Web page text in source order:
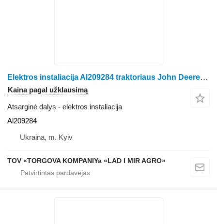
Elektros instaliacija Al209284 traktoriaus John Deere 6105R, 6110R, 6115R, 6125R, 6130R, 6140R, 6145R, 6150R, 6155R, 6170R, 6175R, 6190R, 6195R, 6210R, 6215R
Kaina pagal užklausimą
Atsarginė dalys - elektros instaliacija
Al209284
Ukraina, m. Kyiv
TOV «TORGOVA KOMPANIYa «LAD I MIR AGRO»